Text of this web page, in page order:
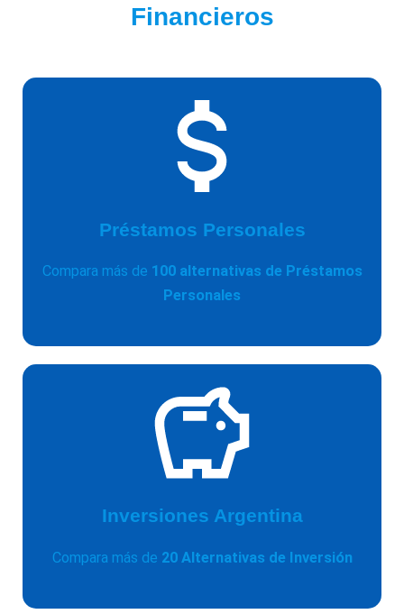
Financieros
Préstamos Personales
Compara más de 100 alternativas de Préstamos
Personales
Inversiones Argentina
Compara más de 20 Alternativas de Inversión